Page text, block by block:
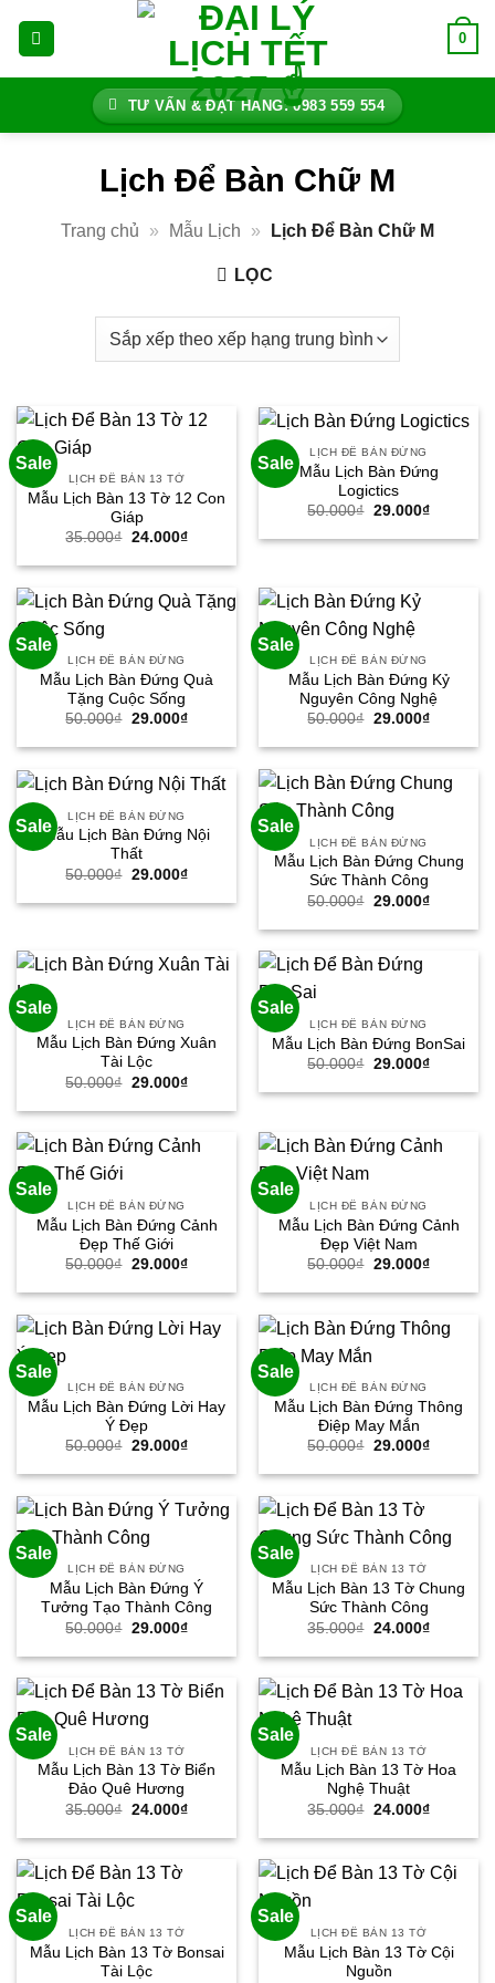
0
TƯ VẤN & ĐẶT HÀNG: 0983 559 554
Lịch Để Bàn Chữ M
Trang chủ » Mẫu Lịch » Lịch Để Bàn Chữ M
LỌC
Sale
LỊCH ĐỂ BÀN 13 TỜ
Mẫu Lịch Bàn 13 Tờ 12 Con
Giáp
35.000₫ Giá
là:
24.000₫Giá
tại
24.000₫.
Sale
LỊCH ĐỂ BÀN ĐỨNG
Mẫu Lịch Bàn Đứng
Logictics
50.000₫ Giá
là:
29.000₫Giá
tại
Sale
LỊCH ĐỂ BÀN ĐỨNG
Mẫu Lịch Bàn Đứng Quà
Tặng Cuộc Sống
50.000₫ Giá
là:
29.000₫Giá
tại
29.000₫.
Sale
LỊCH ĐỂ BÀN ĐỨNG
Mẫu Lịch Bàn Đứng Kỷ
Nguyên Công Nghệ
50.000₫ Giá
là:
29.000₫Giá
tại
29.000₫.
Sale
LỊCH ĐỂ BÀN ĐỨNG
Mẫu Lịch Bàn Đứng Nội
Thất
50.000₫ Giá
là:
29.000₫Giá
tại
Sale
LỊCH ĐỂ BÀN ĐỨNG
Mẫu Lịch Bàn Đứng Chung
Sức Thành Công
50.000₫ Giá
là:
29.000₫Giá
tại
Sale
LỊCH ĐỂ BÀN ĐỨNG
Mẫu Lịch Bàn Đứng Xuân
Tài Lộc
50.000₫ Giá
là:
29.000₫Giá
tại
29.000₫.
Sale
LỊCH ĐỂ BÀN ĐỨNG
Mẫu Lịch Bàn Đứng BonSai
50.000₫ Giá
là:
29.000₫Giá
tại
Sale
LỊCH ĐỂ BÀN ĐỨNG
Mẫu Lịch Bàn Đứng Cảnh
Đẹp Thế Giới
50.000₫ Giá
là:
29.000₫Giá
tại
29.000₫.
Sale
LỊCH ĐỂ BÀN ĐỨNG
Mẫu Lịch Bàn Đứng Cảnh
Đẹp Việt Nam
50.000₫ Giá
là:
29.000₫Giá
tại
29.000₫.
Sale
LỊCH ĐỂ BÀN ĐỨNG
Mẫu Lịch Bàn Đứng Lời Hay
Ý Đẹp
50.000₫ Giá
là:
29.000₫Giá
tại
29.000₫.
Sale
LỊCH ĐỂ BÀN ĐỨNG
Mẫu Lịch Bàn Đứng Thông
Điệp May Mắn
50.000₫ Giá
là:
29.000₫Giá
tại
Sale
LỊCH ĐỂ BÀN ĐỨNG
Mẫu Lịch Bàn Đứng Ý
Tưởng Tạo Thành Công
50.000₫ Giá
là:
29.000₫Giá
tại
29.000₫.
Sale
LỊCH ĐỂ BÀN 13 TỜ
Mẫu Lịch Bàn 13 Tờ Chung
Sức Thành Công
35.000₫ Giá
là:
24.000₫Giá
tại
24.000₫.
Sale
LỊCH ĐỂ BÀN 13 TỜ
Mẫu Lịch Bàn 13 Tờ Biển
Đảo Quê Hương
35.000₫ Giá
là:
24.000₫Giá
tại
Sale
LỊCH ĐỂ BÀN 13 TỜ
Mẫu Lịch Bàn 13 Tờ Hoa
Nghệ Thuật
35.000₫ Giá
là:
24.000₫Giá
tại
24.000₫.
Sale
LỊCH ĐỂ BÀN 13 TỜ
Mẫu Lịch Bàn 13 Tờ Bonsai
Tài Lộc
Sale
LỊCH ĐỂ BÀN 13 TỜ
Mẫu Lịch Bàn 13 Tờ Cội
Nguồn